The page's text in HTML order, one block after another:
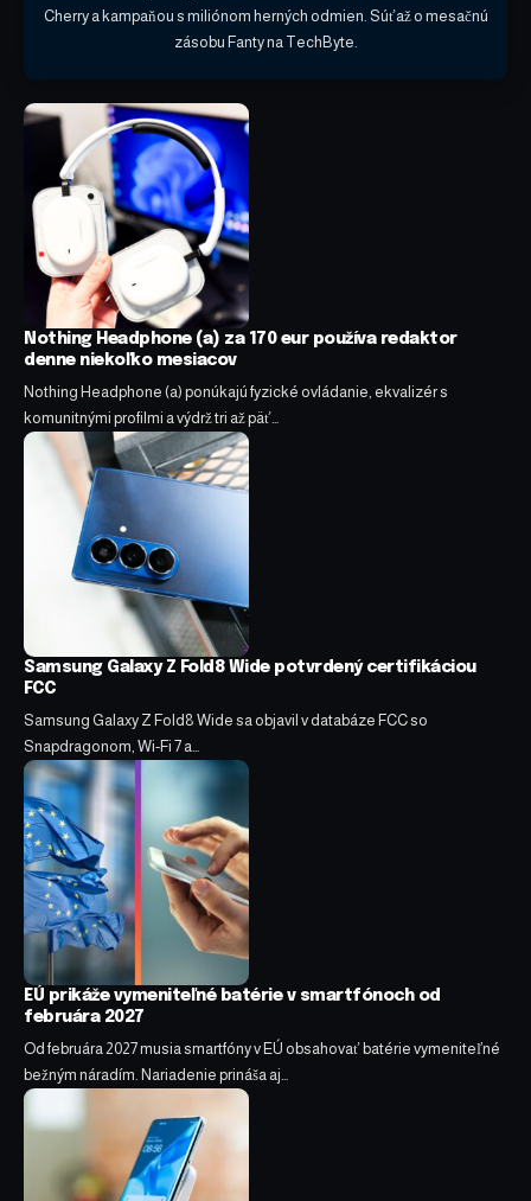
Cherry a kampaňou s miliónom herných odmien. Súťaž o mesačnú
zásobu Fanty na TechByte.
Nothing Headphone (a) za 170 eur používa redaktor
denne niekoľko mesiacov
Nothing Headphone (a) ponúkajú fyzické ovládanie, ekvalizér s
komunitnými profilmi a výdrž tri až päť…
Samsung Galaxy Z Fold8 Wide potvrdený certifikáciou
FCC
Samsung Galaxy Z Fold8 Wide sa objavil v databáze FCC so
Snapdragonom, Wi-Fi 7 a…
EÚ prikáže vymeniteľné batérie v smartfónoch od
februára 2027
Od februára 2027 musia smartfóny v EÚ obsahovať batérie vymeniteľné
bežným náradím. Nariadenie prináša aj…